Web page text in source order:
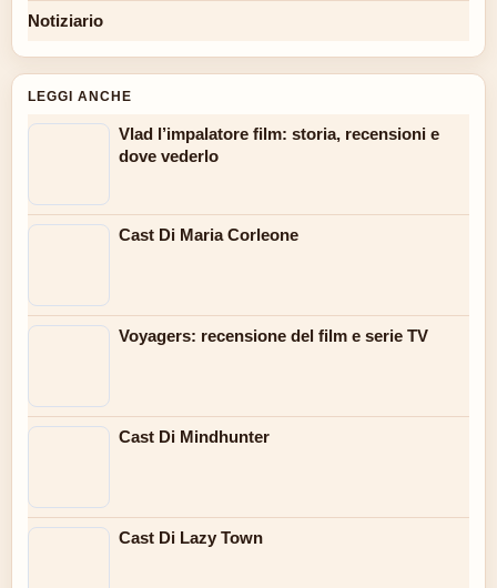
Notiziario
LEGGI ANCHE
Vlad l’impalatore film: storia, recensioni e
dove vederlo
Cast Di Maria Corleone
Voyagers: recensione del film e serie TV
Cast Di Mindhunter
Cast Di Lazy Town